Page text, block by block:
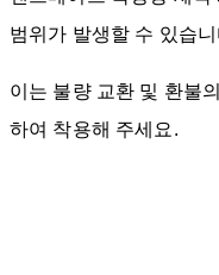
범위가 발생할 수 있습니
이는 불량 교환 및 환불
하여 착용해 주세요.